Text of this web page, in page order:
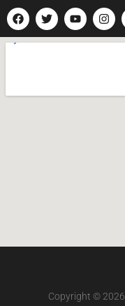
Copyright © 2026